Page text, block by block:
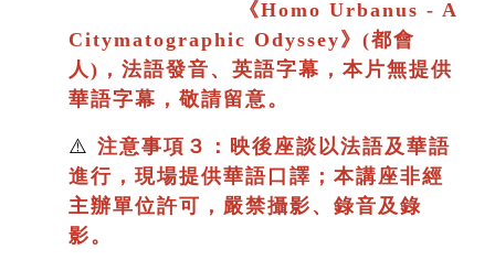
《Homo Urbanus - A
Citymatographic Odyssey》(都會
人)，法語發音、英語字幕，本片無提供
華語字幕，敬請留意。
⚠️ 注意事項３：映後座談以法語及華語
進行 ，現場提供華語口譯； 本講座非經
主辦單位許可，嚴禁攝影、錄音及錄
影。